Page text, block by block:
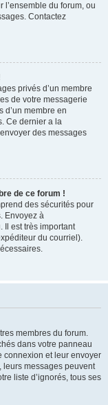
l’ensemble du forum, ou
Contactez
privés d’un membre
de votre messagerie
d’un membre en
Ce dernier a la
des messages
de ce forum !
des sécurités pour
Envoyez à
Il est très important
du courriel).
membres du forum.
dans votre panneau
connexion et leur envoyer
leurs messages peuvent
liste d’ignorés, tous ses